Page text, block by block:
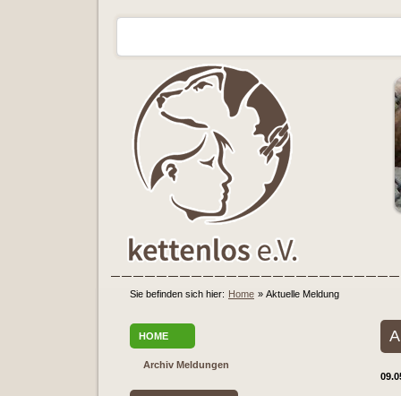
Sie befinden sich hier: Home » Aktuelle Meldung
HOME
Archiv Meldungen